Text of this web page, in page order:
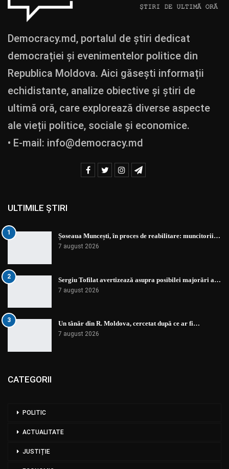
Democracy.md, portalul de știri dedicat
democrației și evenimentelor politice din
Republica Moldova. Aici găsești informații
echidistante, analize obiective și știri de
ultimă oră, care explorează diverse aspecte
ale vieții politice, sociale și economice.
• E-mail: info@democracy.md
ULTIMILE ȘTIRI
1 Șoseaua Muncești, în proces de reabilitare: muncitorii…
7 august 2026
2 Sergiu Tofilat avertizează asupra posibilei majorări a…
7 august 2026
3 Un tânăr din R. Moldova, cercetat după ce ar fi…
7 august 2026
CATEGORII
POLITIC
ACTUALITATE
JUSTIȚIE